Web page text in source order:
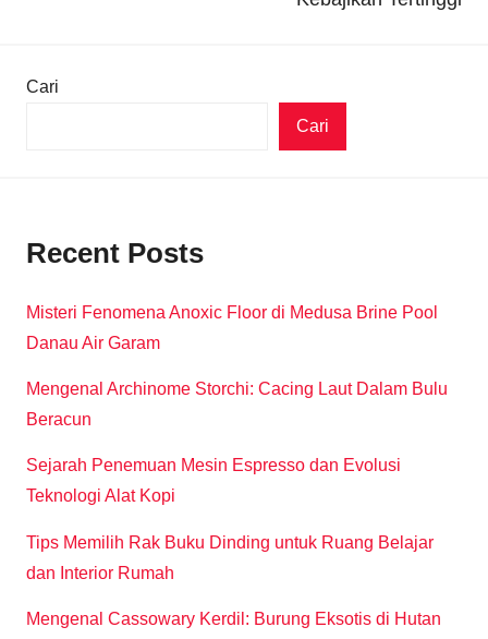
Cari
Cari
Recent Posts
Misteri Fenomena Anoxic Floor di Medusa Brine Pool
Danau Air Garam
Mengenal Archinome Storchi: Cacing Laut Dalam Bulu
Beracun
Sejarah Penemuan Mesin Espresso dan Evolusi
Teknologi Alat Kopi
Tips Memilih Rak Buku Dinding untuk Ruang Belajar
dan Interior Rumah
Mengenal Cassowary Kerdil: Burung Eksotis di Hutan